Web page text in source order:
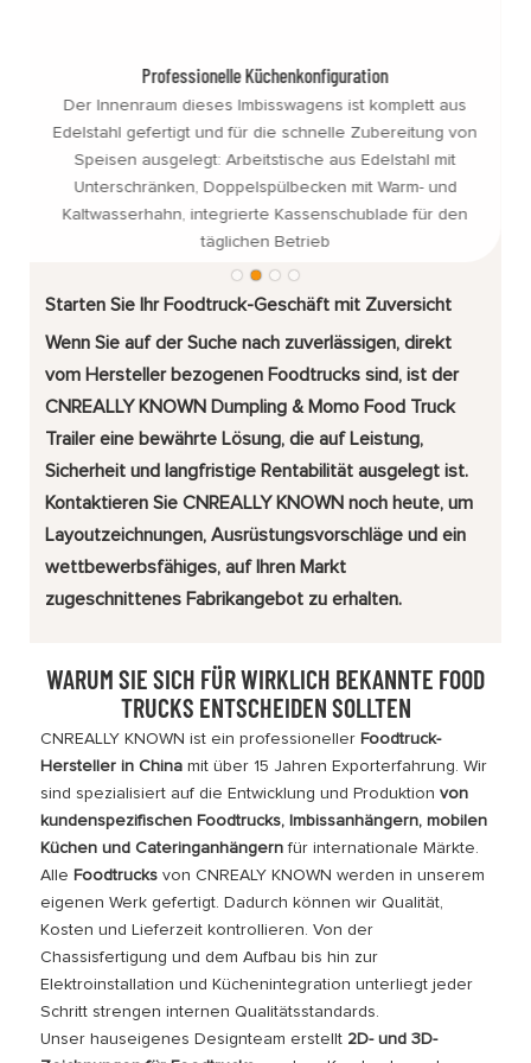
Professionelle Küchenkonfiguration
Der Innenraum dieses Imbisswagens ist komplett aus
Edelstahl gefertigt und für die schnelle Zubereitung von
Speisen ausgelegt: Arbeitstische aus Edelstahl mit
Unterschränken, Doppelspülbecken mit Warm- und
Kaltwasserhahn, integrierte Kassenschublade für den
täglichen Betrieb
Starten Sie Ihr Foodtruck-Geschäft mit Zuversicht
Wenn Sie auf der Suche nach zuverlässigen, direkt
vom Hersteller bezogenen Foodtrucks sind, ist der
CNREALLY KNOWN Dumpling & Momo Food Truck
Trailer eine bewährte Lösung, die auf Leistung,
Sicherheit und langfristige Rentabilität ausgelegt ist.
Kontaktieren Sie CNREALLY KNOWN noch heute, um
Layoutzeichnungen, Ausrüstungsvorschläge und ein
wettbewerbsfähiges, auf Ihren Markt
zugeschnittenes Fabrikangebot zu erhalten.
WARUM SIE SICH FÜR WIRKLICH BEKANNTE FOOD
TRUCKS ENTSCHEIDEN SOLLTEN
CNREALLY KNOWN ist ein professioneller Foodtruck-
Hersteller in Chinamit über 15 Jahren Exporterfahrung. Wir
sind spezialisiert auf die Entwicklung und Produktion von
kundenspezifischen Foodtrucks, Imbissanhängern, mobilen
Küchen und Cateringanhängernfür internationale Märkte.
Alle Foodtrucksvon CNREALY KNOWN werden in unserem
eigenen Werk gefertigt. Dadurch können wir Qualität,
Kosten und Lieferzeit kontrollieren. Von der
Chassisfertigung und dem Aufbau bis hin zur
Elektroinstallation und Küchenintegration unterliegt jeder
Schritt strengen internen Qualitätsstandards.
Unser hauseigenes Designteam erstellt 2D- und 3D-